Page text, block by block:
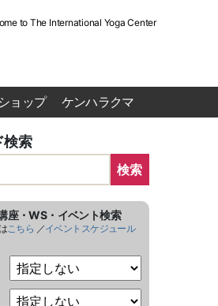
to The International Yoga Center
ョップ ケンハラクマ
検索
検索
座・WS・イベント検索
こちら ／イベントスケジュール